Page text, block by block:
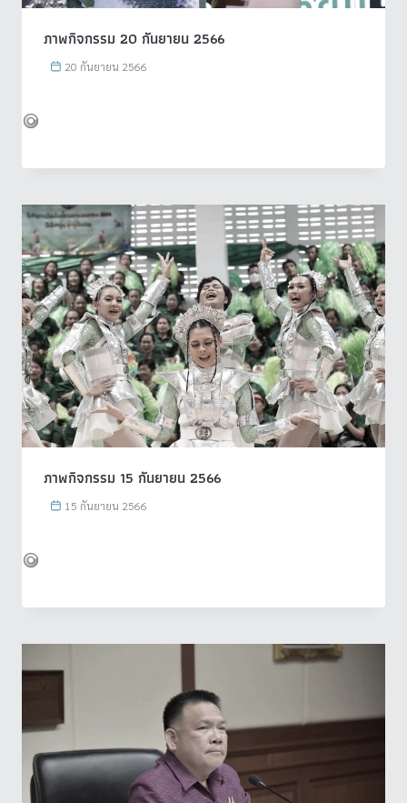
ภาพกิจกรรม 20 กันยายน 2566
20 กันยายน 2566
ภาพกิจกรรม 15 กันยายน 2566
15 กันยายน 2566